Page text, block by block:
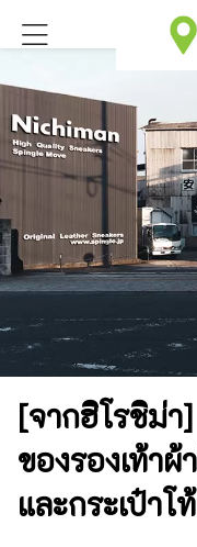
[จากฮิโรชิม่า
ของรองเท้าผ้
และกระเป๋าโ